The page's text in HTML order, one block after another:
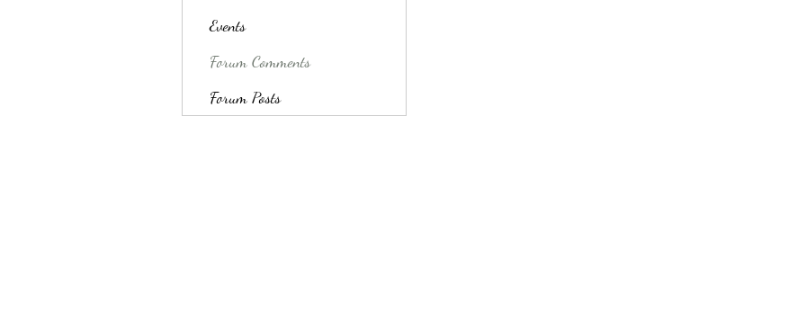
Events
Forum Comments
Forum Posts